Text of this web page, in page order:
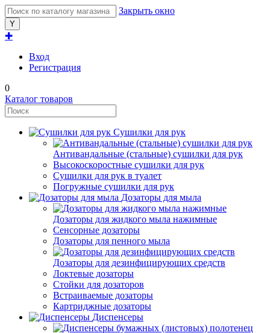
Закрыть окно
✚
Вход
Регистрация
0
Каталог товаров
Сушилки для рук
Антивандальные (стальные) сушилки для рук
Высокоскоростные сушилки для рук
Сушилки для рук в туалет
Погружные сушилки для рук
Дозаторы для мыла
Дозаторы для жидкого мыла нажимные
Сенсорные дозаторы
Дозаторы для пенного мыла
Дозаторы для дезинфицирующих средств
Локтевые дозаторы
Стойки для дозаторов
Встраиваемые дозаторы
Картриджные дозаторы
Диспенсеры